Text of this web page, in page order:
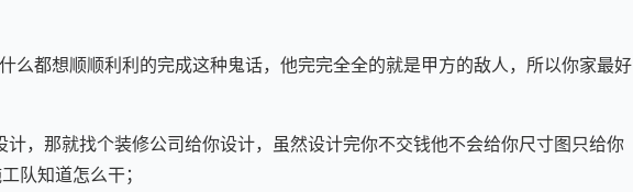
么都想顺顺利利的完成这种鬼话，他完完全全的就是甲方的敌人，所以你家最好
计，那就找个装修公司给你设计，虽然设计完你不交钱他不会给你尺寸图只给你
队知道怎么干；